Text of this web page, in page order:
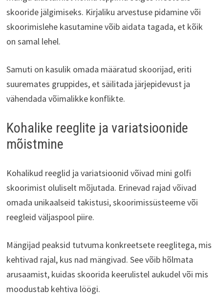
skooride jälgimiseks. Kirjaliku arvestuse pidamine või
skoorimislehe kasutamine võib aidata tagada, et kõik
on samal lehel.
Samuti on kasulik omada määratud skoorijad, eriti
suuremates gruppides, et säilitada järjepidevust ja
vähendada võimalikke konflikte.
Kohalike reeglite ja variatsioonide
mõistmine
Kohalikud reeglid ja variatsioonid võivad mini golfi
skoorimist oluliselt mõjutada. Erinevad rajad võivad
omada unikaalseid takistusi, skoorimissüsteeme või
reegleid väljaspool piire.
Mängijad peaksid tutvuma konkreetsete reeglitega, mis
kehtivad rajal, kus nad mängivad. See võib hõlmata
arusaamist, kuidas skoorida keerulistel aukudel või mis
moodustab kehtiva löögi.